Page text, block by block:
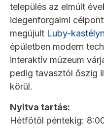
település az elmúlt
idegenforgalmi
megújult Luby-
épületben modern
interaktív múzeum
pedig tavasztól őszig
körül.
Nyitva tartás:
Hétfőtől péntekig: